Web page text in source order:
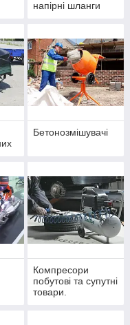
напірні шланги
Бетонозмішувачі
Компресори
побутові та супутні
товари.